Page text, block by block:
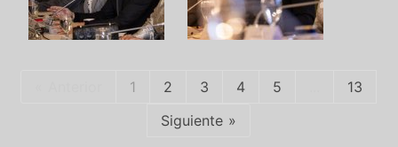
1 2 3 4 5
13
Siguiente